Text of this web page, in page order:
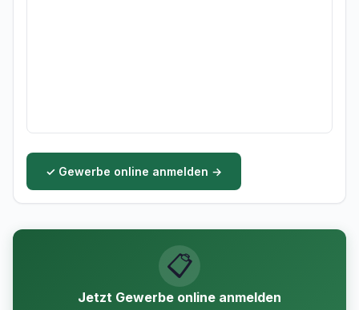
✓ Gewerbe online anmelden →
📋
Jetzt Gewerbe online anmelden